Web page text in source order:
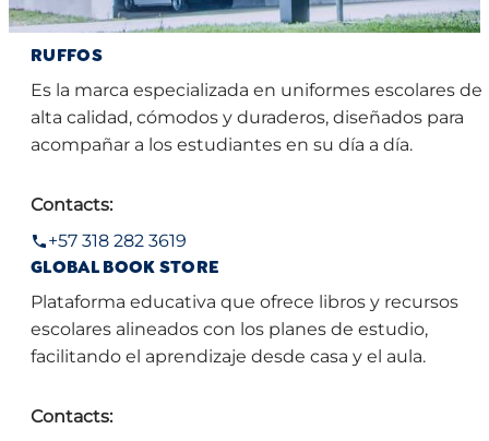
RUFFOS
Es la marca especializada en uniformes escolares de
alta calidad, cómodos y duraderos, diseñados para
acompañar a los estudiantes en su día a día.
Contacts:
+57 318 282 3619
GLOBAL BOOK STORE
Plataforma educativa que ofrece libros y recursos
escolares alineados con los planes de estudio,
facilitando el aprendizaje desde casa y el aula.
Contacts: